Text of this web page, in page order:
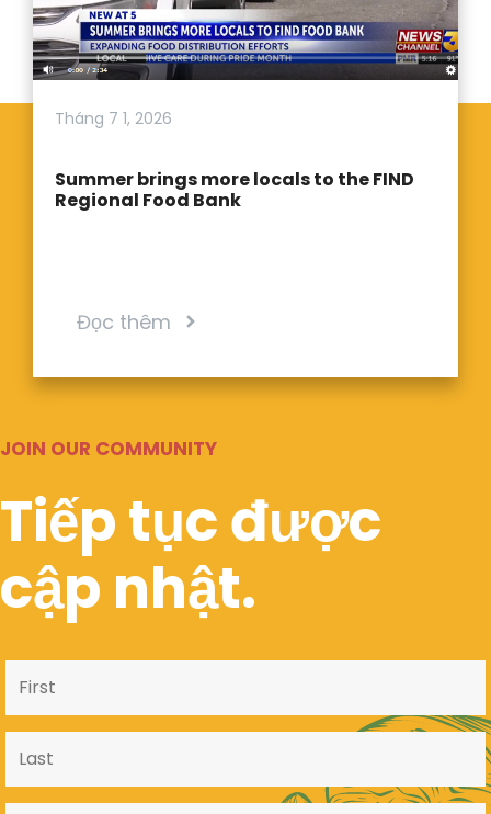
Tháng 7 1, 2026
Summer brings more locals to the FIND
Regional Food Bank
Đọc thêm
JOIN OUR COMMUNITY
Tiếp tục được
cập nhật.